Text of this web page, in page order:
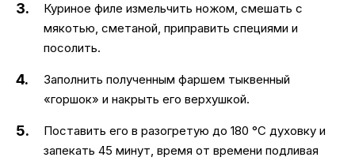
Куриное филе измельчить ножом, смешать с
мякотью, сметаной, приправить специями и
посолить.
Заполнить полученным фаршем тыквенный
«горшок» и накрыть его верхушкой.
Поставить его в разогретую до 180 °C духовку и
запекать 45 минут, время от времени подливая